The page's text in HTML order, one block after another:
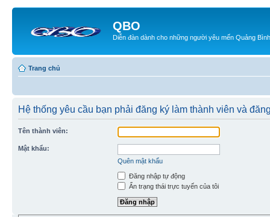
QBO
Diễn đàn dành cho những người yêu mến Quảng Bình
Trang chủ
Hệ thống yêu cầu bạn phải đăng ký làm thành viên và
Tên thành viên:
Mật khẩu:
Quên mật khẩu
Đăng nhập tự động
Ẩn trạng thái trực tuyến của tôi